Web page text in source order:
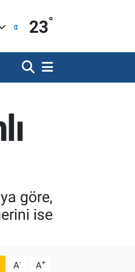
23°
göre,
ise
A- A+